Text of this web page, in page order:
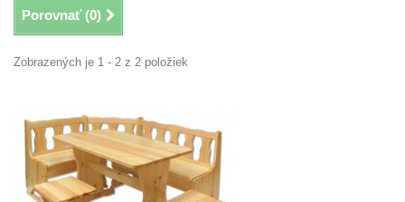
Porovnať (0)
Zobrazených je 1 - 2 z 2 položiek